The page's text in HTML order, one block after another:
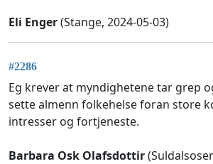
Eli Enger(Stange, 2024-05-03)
#2286
Eg krever at myndighetene tar grep
sette almenn folkehelse foran store
intresser og fortjeneste.
Barbara Osk Olafsdottir